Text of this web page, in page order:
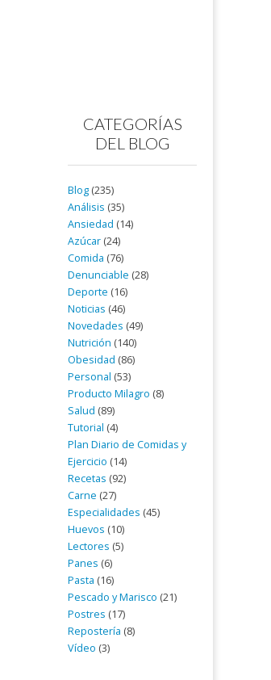
CATEGORÍAS
DEL BLOG
Blog (235)
Análisis (35)
Ansiedad (14)
Azúcar (24)
Comida (76)
Denunciable (28)
Deporte (16)
Noticias (46)
Novedades (49)
Nutrición (140)
Obesidad (86)
Personal (53)
Producto Milagro (8)
Salud (89)
Tutorial (4)
Plan Diario de Comidas y
Ejercicio (14)
Recetas (92)
Carne (27)
Especialidades (45)
Huevos (10)
Lectores (5)
Panes (6)
Pasta (16)
Pescado y Marisco (21)
Postres (17)
Repostería (8)
Vídeo (3)